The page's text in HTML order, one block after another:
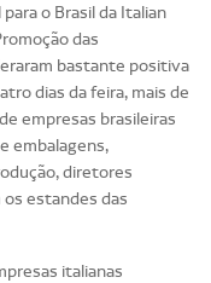
o Brasil da Italian
das
bastante positiva
dias da feira, mais de
empresas brasileiras
embalagens,
diretores
estandes das
italianas